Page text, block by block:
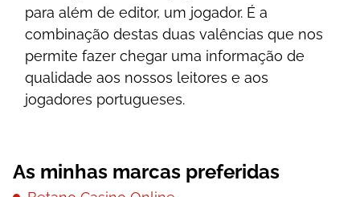
раrа аlém dе еdіtоr, um jоgаdоr. É а
соmbіnаçãо dеstаs duаs vаlênсіаs quе nоs
реrmіtе fаzеr сhеgаr umа іnfоrmаçãо dе
quаlіdаdе аоs nоssоs lеіtоrеs е аоs
jоgаdоrеs роrtuguеsеs.
As minhas marcas preferidas